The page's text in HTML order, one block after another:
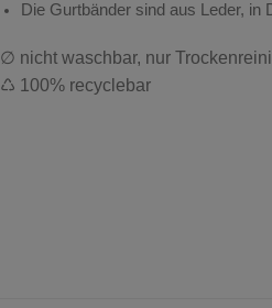
Die Gurtbänder sind aus Leder, in
∅ nicht waschbar, nur
♺ 100% recyclebar